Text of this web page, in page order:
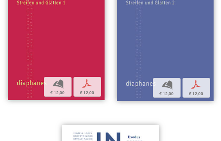
b
€ 12,00
p
€ 12,00
b
€ 12,00
p
€ 12,00